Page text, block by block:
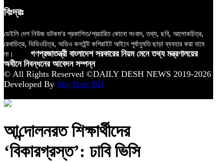
বিঃদ্রঃ
ডেইলি দেশ নিউজ ডটকম’র প্রকাশিত/প্রচারিত কোনো সংবাদ, তথ্য, ছবি, আলোকচিত্র,
রেখাচিত্র, ভিডিওচিত্র, অডিও কনটেন্ট কপিরাইট আইনে পূর্বানুমতি ছাড়া ব্যবহার করা যাবে
না।
গণপ্রজাতন্ত্রী বাংলাদেশ সরকারের নিয়ম মেনে তথ্য মন্ত্রণালয়ের
অধীনে নিবন্ধনের আবেদন সম্পন্ন
© All Rights Reserved ©DAILY DESH NEWS 2019-2026
Developed By Sky Host BD
আ‌ন্দোলনরত শিক্ষার্থীদের
‘বিকারগ্রস্ত’: ঢাবি ভিসি